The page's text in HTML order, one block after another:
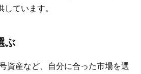
ています。
ぶ
資産など、自分に合った市場を選